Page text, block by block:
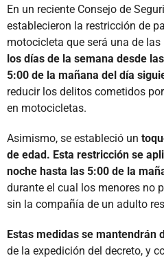
En un reciente Consejo de
establecieron la restricción de
motocicleta que será una de
los días de la semana desde
5:00 de la mañana del día
reducir los delitos cometidos
en motocicletas.
Asimismo, se estableció un
de edad. Esta restricción se
noche hasta las 5:00 de la
durante el cual los menores no
sin la compañía de un adulto
Estas medidas se mantendrán
de la expedición del decreto, y